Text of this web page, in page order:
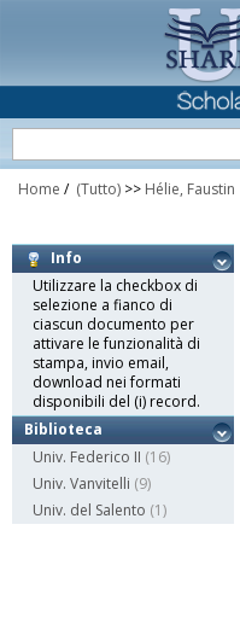
Home / (Tutto) >> Hélie, Faustin
Info
Utilizzare la checkbox di
selezione a fianco di
ciascun documento per
attivare le funzionalità di
stampa, invio email,
download nei formati
disponibili del (i) record.
Biblioteca
Univ. Federico II (16)
Univ. Vanvitelli (9)
Univ. del Salento (1)